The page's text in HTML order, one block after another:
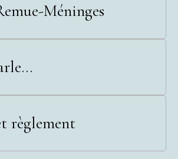
Méninges
règlement